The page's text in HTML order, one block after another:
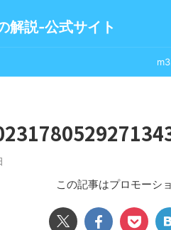
解説-公式サイト
この記事はプロモーシ